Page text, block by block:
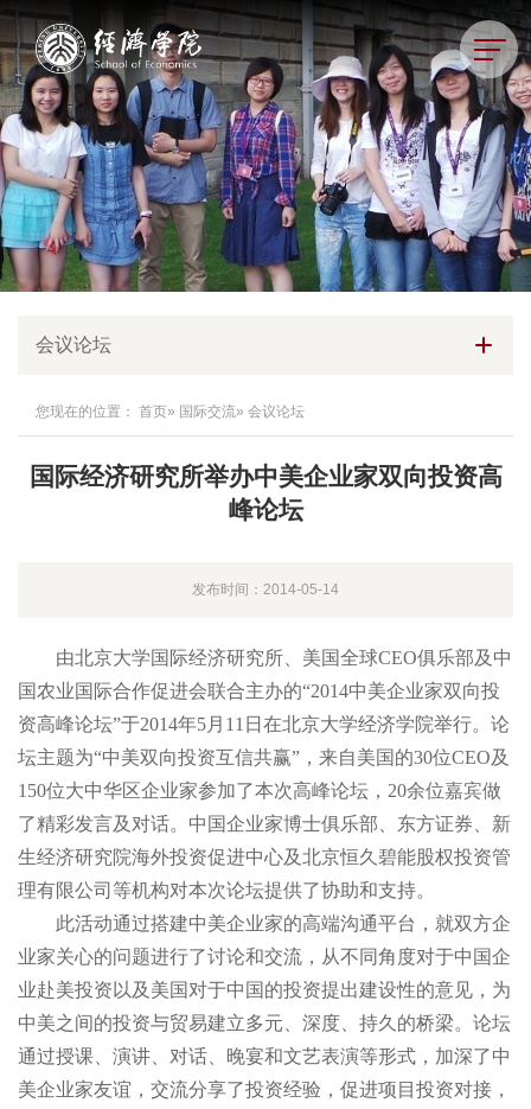
会议论坛
您现在的位置： 首页» 国际交流» 会议论坛
国际经济研究所举办中美企业家双向投资高
峰论坛
发布时间：2014-05-14
由北京大学国际经济研究所、美国全球CEO俱乐部及中
国农业国际合作促进会联合主办的“2014中美企业家双向投
资高峰论坛”于2014年5月11日在北京大学经济学院举行。论
坛主题为“中美双向投资互信共赢”，来自美国的30位CEO及
150位大中华区企业家参加了本次高峰论坛，20余位嘉宾做
了精彩发言及对话。中国企业家博士俱乐部、东方证券、新
生经济研究院海外投资促进中心及北京恒久碧能股权投资管
理有限公司等机构对本次论坛提供了协助和支持。
此活动通过搭建中美企业家的高端沟通平台，就双方企
业家关心的问题进行了讨论和交流，从不同角度对于中国企
业赴美投资以及美国对于中国的投资提出建设性的意见，为
中美之间的投资与贸易建立多元、深度、持久的桥梁。论坛
通过授课、演讲、对话、晚宴和文艺表演等形式，加深了中
美企业家友谊，交流分享了投资经验，促进项目投资对接，